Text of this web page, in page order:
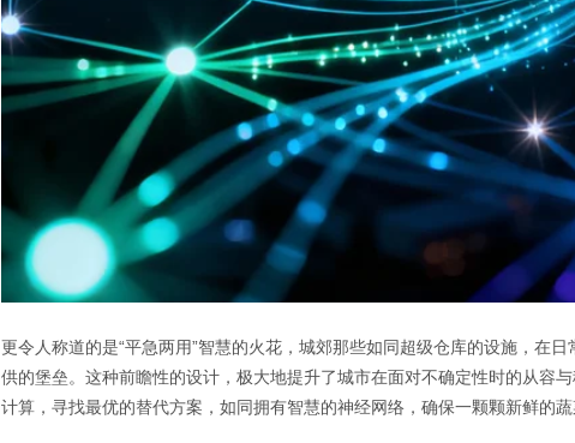
更令人称道的是“平急两用”智慧的火花， 城郊那些如同超级仓库的设施，在
供的堡垒。这种前瞻性的设计，极大地提升了城市在面对不确定性时的从容
计算，寻找最优的替代方案，如同拥有智慧的神经网络，确保一颗颗新鲜的